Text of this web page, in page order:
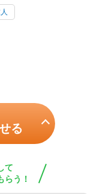
る
て
らう！